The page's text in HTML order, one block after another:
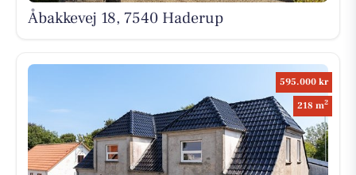
Åbakkevej 18, 7540 Haderup
595.000 kr
218 m2